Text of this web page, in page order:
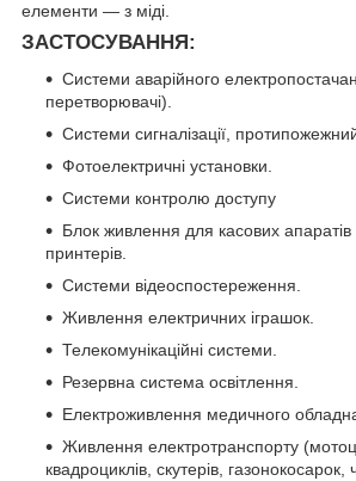
елементи — з міді.
ЗАСТОСУВАННЯ:
Системи аварійного
перетворювачі).
Системи сигналізації,
Фотоелектричні установки.
Системи контролю доступу
Блок живлення для касових апаратів
принтерів.
Системи відеоспостереження.
Живлення електричних іграшок.
Телекомунікаційні системи.
Резервна система освітлення.
Електроживлення медичного
Живлення електротранспорту
квадроциклів, скутерів,